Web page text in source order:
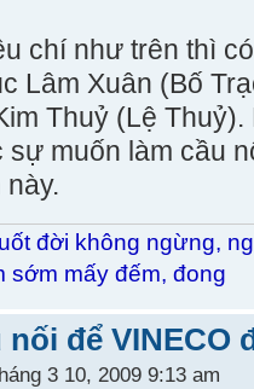
chí như trên thì
Lâm Xuân (Bố
Thuỷ (Lệ
muốn làm cầu
đời không ngừng,
sớm mấy đếm, đong
nối để VINECO
3 10, 2009 9:13 am